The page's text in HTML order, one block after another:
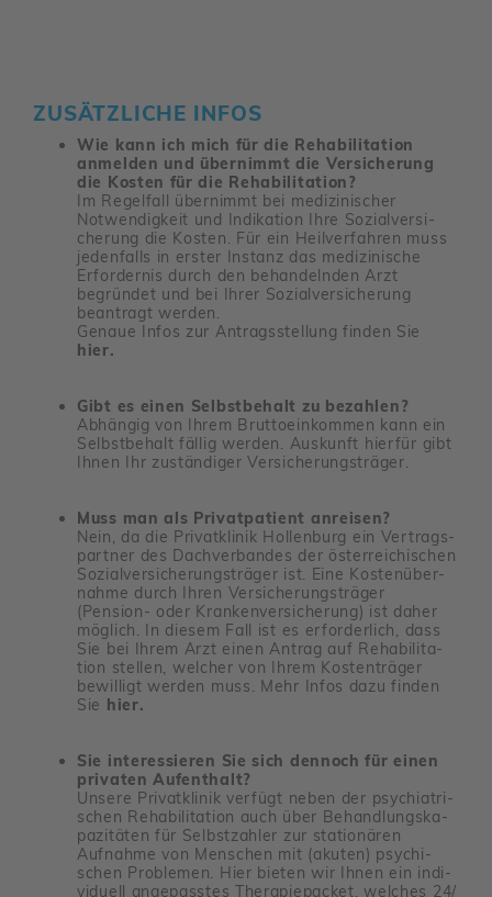
ZUSÄTZ­LICHE INFOS
Wie kann ich mich für die Rehabilitation
anmelden und übernimmt die Versicherung
die Kosten für die Rehabilitation?
Im Regel­fall über­nimmt bei medi­zi­ni­scher
Notwen­dig­keit und Indi­ka­tion Ihre Sozi­al­ver­si­
che­rung die Kosten. Für ein Heil­ver­fahren muss
jeden­falls in erster Instanz das medi­zi­ni­sche
Erfor­dernis durch den behan­delnden Arzt
begründet und bei Ihrer Sozi­al­ver­si­che­rung
bean­tragt werden.
Genaue Infos zur Antrags­stel­lung finden Sie
hier.
Gibt es einen Selbstbehalt zu bezahlen?
Abhängig von Ihrem Brut­to­ein­kommen kann ein
Selbst­be­halt fällig werden. Auskunft hierfür gibt
Ihnen Ihr zustän­diger Versi­che­rungs­träger.
Muss man als Privatpatient anreisen?
Nein, da die Privat­klinik Hollen­burg ein Vertrags­
partner des Dach­ver­bandes der öster­rei­chi­schen
Sozi­al­ver­si­che­rungs­träger ist. Eine Kosten­über­
nahme durch Ihren Versi­che­rungs­träger
(Pension- oder Kran­ken­ver­si­che­rung) ist daher
möglich. In diesem Fall ist es erfor­der­lich, dass
Sie bei Ihrem Arzt einen Antrag auf Reha­bi­li­ta­
tion stellen, welcher von Ihrem Kosten­träger
bewil­ligt werden muss. Mehr Infos dazu finden
Sie hier.
Sie interessieren Sie sich dennoch für einen
privaten Aufenthalt?
Unsere Privat­klinik verfügt neben der psych­ia­tri­
schen Reha­bi­li­ta­tion auch über Behand­lungs­ka­
pa­zi­täten für Selbst­zahler zur statio­nären
Aufnahme von Menschen mit (akuten) psychi­
schen Problemen. Hier bieten wir Ihnen ein indi­
vi­duell ange­passtes Thera­pie­pa­cket, welches 24/​